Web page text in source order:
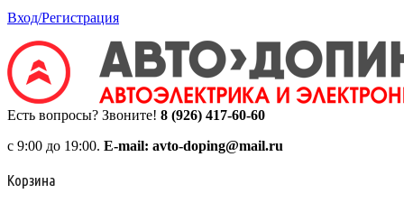
Вход/Регистрация
Есть вопросы? Звоните! 8 (926) 417-60-60
с 9:00 до 19:00. E-mail: avto-doping@mail.ru
Корзина